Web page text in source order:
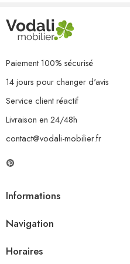
Paiement 100% sécurisé
14 jours pour changer d'avis
Service client réactif
Livraison en 24/48h
contact@vodali-mobilier.fr
Informations
Navigation
Horaires